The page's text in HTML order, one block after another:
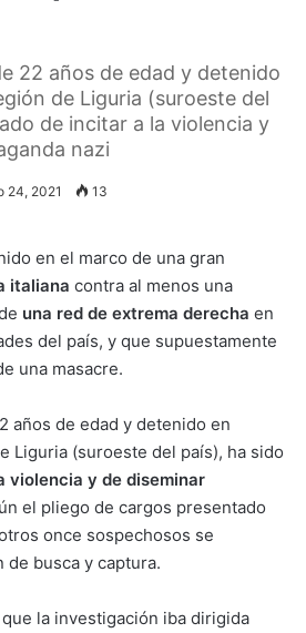
22 años de edad y detenido
de Liguria (suroeste del
de incitar a la violencia y
nazi
24, 2021 13
en el marco de una gran
italiana contra al menos una
una red de extrema derecha en
del país, y que supuestamente
una masacre.
años de edad y detenido en
Liguria (suroeste del país), ha sido
violencia y de diseminar
el pliego de cargos presentado
once sospechosos se
busca y captura.
la investigación iba dirigida